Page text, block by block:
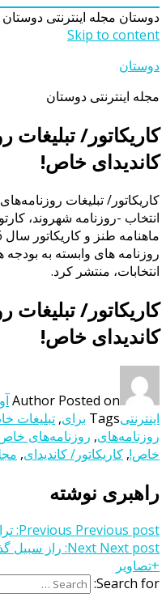
دوستان مجله اینترنتی دوستان
Skip to content
دوستان
مجله اینترنتی دوستان
کاریکاتور/
کاندیدای خاص!
کاریکاتور/ تبلیغات
انتخاب -روزنامه شهروند،
روزنامه های وابسته به
انتخابات، منتشر کرد.
کاریکاتور/
کاندیدای خاص!
Author Posted on
اینترنتیTags برای, تبلیغات
روزنامه‌های, روزنامه‌های
خاص!, کاریکاتور/ کاندیدای,
راهبری نوشته
Previous Previous post:
Next Next post:
راز سبیل
+تصاویر
Search for: